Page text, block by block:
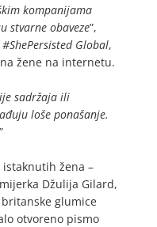
kompanijama
stvarne obaveze”,
#ShePersisted Global,
žene na internetu.
sadržaja ili
loše ponašanje.
istaknutih žena –
Džulija Gilard,
glumice
otvoreno pismo